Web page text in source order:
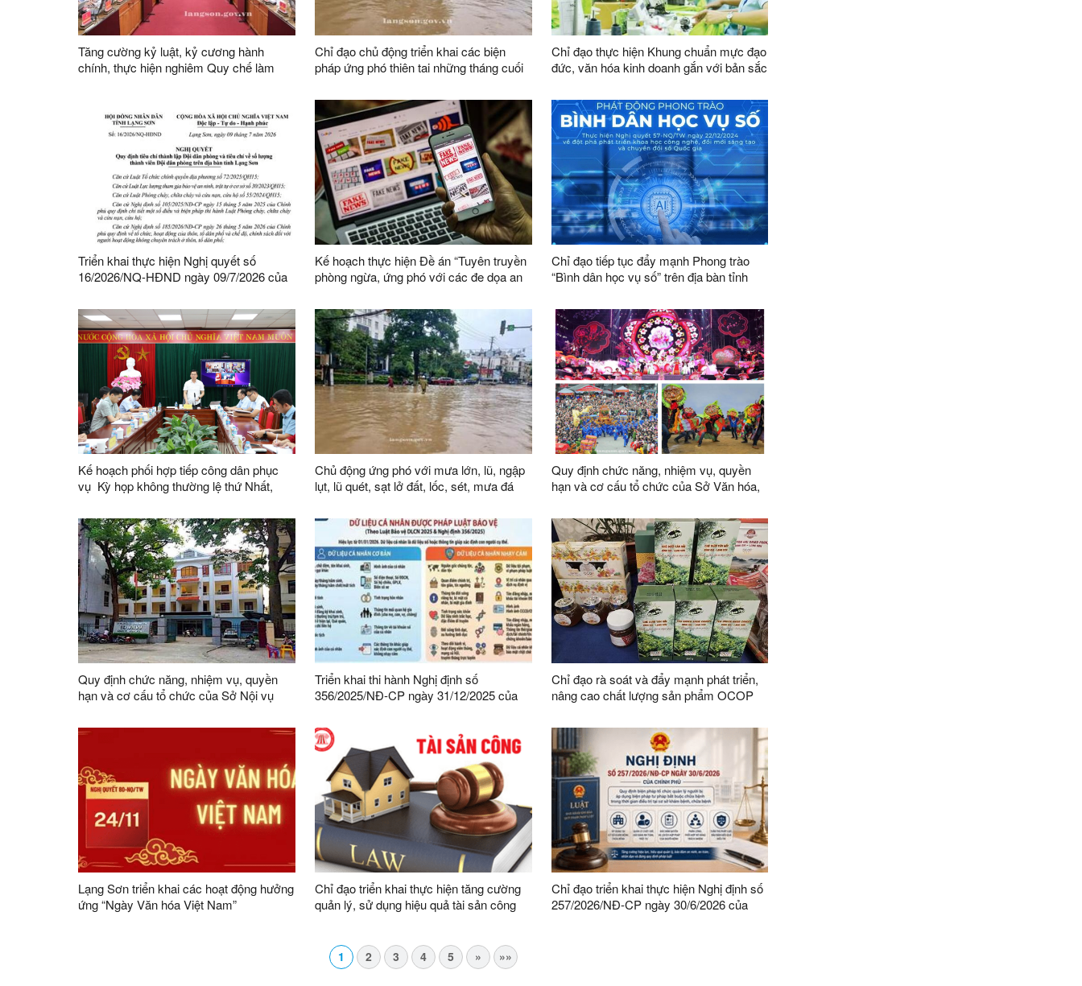
Tăng cường kỷ luật, kỷ cương hành
chính, thực hiện nghiêm Quy chế làm
Chỉ đạo chủ động triển khai các biện
pháp ứng phó thiên tai những tháng cuối
Chỉ đạo thực hiện Khung chuẩn mực đạo
đức, văn hóa kinh doanh gắn với bản sắc
hóa kinh doanh thế giới
Triển khai thực hiện Nghị quyết số
16/2026/NQ-HĐND ngày 09/7/2026 của
Đội dân phòng và tiêu chí về số lượng
thành viên Đội dân phòng trên địa bàn
tỉnh
Kế hoạch thực hiện Đề án “Tuyên truyền
phòng ngừa, ứng phó với các đe dọa an
nhìn đến năm 2045”
Chỉ đạo tiếp tục đẩy mạnh Phong trào
“Bình dân học vụ số” trên địa bàn tỉnh
Kế hoạch phối hợp tiếp công dân phục
vụ Kỳ họp không thường lệ thứ Nhất,
Chủ động ứng phó với mưa lớn, lũ, ngập
lụt, lũ quét, sạt lở đất, lốc, sét, mưa đá
Quy định chức năng, nhiệm vụ, quyền
hạn và cơ cấu tổ chức của Sở Văn hóa,
Quy định chức năng, nhiệm vụ, quyền
hạn và cơ cấu tổ chức của Sở Nội vụ
Triển khai thi hành Nghị định số
356/2025/NĐ-CP ngày 31/12/2025 của
và biện pháp thi hành Luật Bảo vệ dữ liệu
cá nhân trên địa bàn tỉnh Lạng Sơn
Chỉ đạo rà soát và đẩy mạnh phát triển,
nâng cao chất lượng sản phẩm OCOP
Lạng Sơn triển khai các hoạt động hưởng
ứng “Ngày Văn hóa Việt Nam”
Chỉ đạo triển khai thực hiện tăng cường
quản lý, sử dụng hiệu quả tài sản công
Chỉ đạo triển khai thực hiện Nghị định số
257/2026/NĐ-CP ngày 30/6/2026 của
1 2 3 4 5 » »»